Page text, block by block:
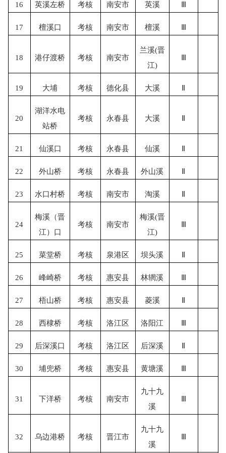
16 英溪左桥 考核 南安市 英溪 Ⅲ
17 檀溪口 考核 南安市 檀溪 Ⅲ
18 港仔渡桥 考核 南安市
兰溪(晋
江)
Ⅲ
19 大埔 考核 德化县 大溪 Ⅱ
20
湖洋水电
站桥
考核 永春县 大溪 Ⅱ
21 仙溪口 考核 永春县 仙溪 Ⅱ
22 外山桥 考核 永春县 外山溪 Ⅱ
23 水口村桥 考核 南安市 淘溪 Ⅱ
24
梅溪（晋
江）口
考核 南安市
梅溪(晋
江)
Ⅲ
25 菜堂桥 考核 泉港区 坝头溪 Ⅱ
26 峰崎桥 考核 惠安县 林辋溪 Ⅲ
27 梧山桥 考核 惠安县 菱溪 Ⅱ
28 西棣桥 考核 洛江区 洛阳江 Ⅲ
29 后深溪口 考核 洛江区 后深溪 Ⅱ
30 埔兜桥 考核 惠安县 黄塘溪 Ⅲ
31 下洋桥 考核 南安市
九十九
溪
Ⅲ
32 乌边港桥 考核 晋江市
九十九
溪
Ⅲ